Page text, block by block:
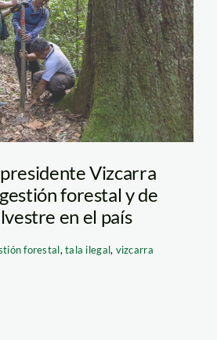
Vizcarra
forestal y de
en el país
forestal,tala ilegal, vizcarra